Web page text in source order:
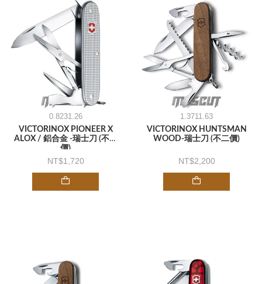
0.8231.26
VICTORINOX PIONEER X
ALOX / 鋁合金 -瑞士刀 (不二
價)
1,720
1.3711.63
VICTORINOX HUNTSMAN
WOOD-瑞士刀 (不二價)
2,200